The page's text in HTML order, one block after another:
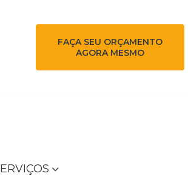
FAÇA SEU ORÇAMENTO
AGORA MESMO
SERVIÇOS